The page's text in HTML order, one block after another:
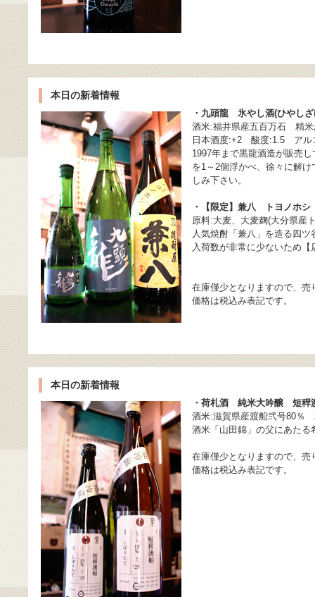
本日の新着情報
・九頭龍 氷やし酒(ひやしざ
酒米:福井県産五百万石 精米
日本酒度:+2 酸度:1.5 アル
1997年まで黒龍酒造が販売
を1～2個浮かべ、徐々に解
しみ下さい。
・【限定】兼八 トヨノホ
原料:大麦、大麦麹(大分県
人気焼酎「兼八」を造る四
入荷数が非常に少ないため
在庫僅少となりますので、
価格は税込み表記です。
本日の新着情報
・荷札酒 純米大吟醸 短稈
酒米:滋賀県産渡船弐号80％
酒米「山田錦」の父にあた
在庫僅少となりますので、
価格は税込み表記です。